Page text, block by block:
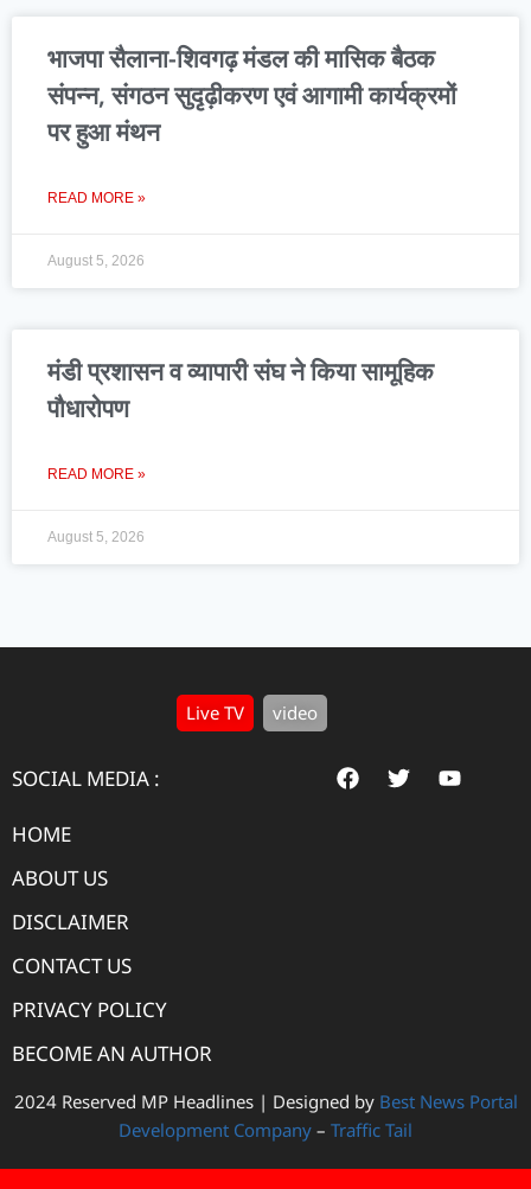
भाजपा सैलाना-शिवगढ़ मंडल की मासिक बैठक
संपन्न, संगठन सुदृढ़ीकरण एवं आगामी कार्यक्रमों
पर हुआ मंथन
READ MORE »
August 5, 2026
मंडी प्रशासन व व्यापारी संघ ने किया सामूहिक
पौधारोपण
READ MORE »
August 5, 2026
Live TV video
SOCIAL MEDIA :
HOME
ABOUT US
DISCLAIMER
CONTACT US
PRIVACY POLICY
BECOME AN AUTHOR
2024 Reserved MP Headlines | Designed by Best News Portal
Development Company – Traffic Tail